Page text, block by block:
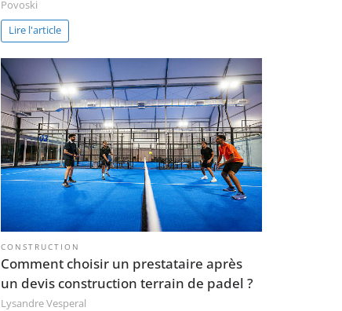
Povoski
Lire l'article
CONSTRUCTION
Comment choisir un prestataire après
un devis construction terrain de padel ?
Lysandre Vesperal